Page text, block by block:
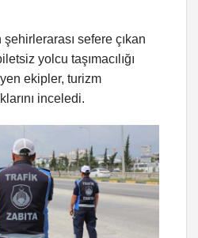
sefere çıkan
yolcu taşımacılığı
ekipler, turizm
inceledi.